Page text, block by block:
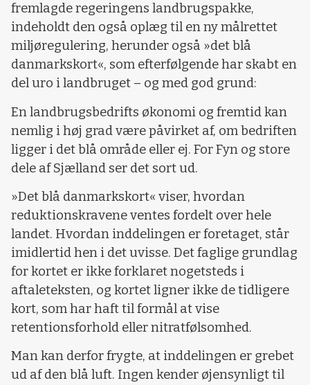
fremlagde regeringens landbrugspakke,
indeholdt den også oplæg til en ny målrettet
miljøregulering, herunder også »det blå
danmarkskort«, som efterfølgende har skabt en
del uro i landbruget – og med god grund:
En landbrugsbedrifts økonomi og fremtid kan
nemlig i høj grad være påvirket af, om bedriften
ligger i det blå område eller ej. For Fyn og store
dele af Sjælland ser det sort ud.
»Det blå danmarkskort« viser, hvordan
reduktionskravene ventes fordelt over hele
landet. Hvordan inddelingen er foretaget, står
imidlertid hen i det uvisse. Det faglige grundlag
for kortet er ikke forklaret nogetsteds i
aftaleteksten, og kortet ligner ikke de tidligere
kort, som har haft til formål at vise
retentionsforhold eller nitratfølsomhed.
Man kan derfor frygte, at inddelingen er grebet
ud af den blå luft. Ingen kender øjensynligt til